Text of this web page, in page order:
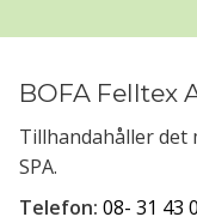
BOFA Felltex
Tillhandahåller det
SPA.
Telefon: 08- 31 43